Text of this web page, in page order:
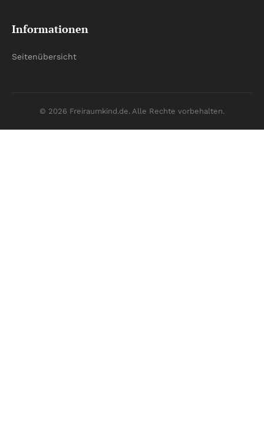
Informationen
Seitenübersicht
© 2026 Freiraumkind.de. Alle Rechte vorbehalten.